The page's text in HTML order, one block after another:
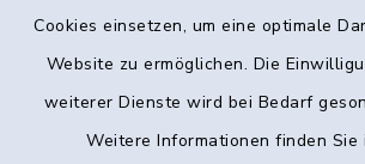
Cookies einsetzen, um eine optimale
Website zu ermöglichen. Die
weiterer Dienste wird bei Bedarf
Weitere Informationen finden Sie
Kontakt
Datenschutz